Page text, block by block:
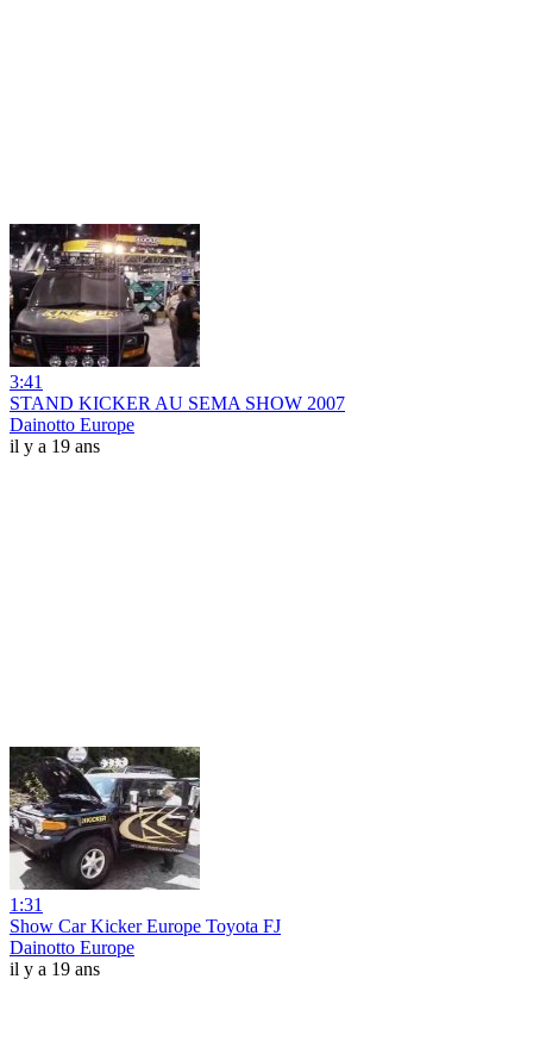
3:41
STAND KICKER AU SEMA SHOW 2007
Dainotto Europe
il y a 19 ans
1:31
Show Car Kicker Europe Toyota FJ
Dainotto Europe
il y a 19 ans